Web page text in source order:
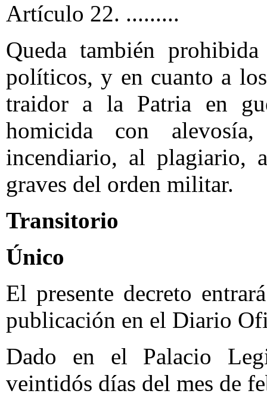
Artículo 22. .........
Queda también
políticos, y en cuanto a
traidor a la Patria en
homicida con
incendiario, al plagiario,
graves del orden militar.
Transitorio
Único
El presente decreto
publicación en el Diario
Dado en el Palacio
veintidós días del mes de